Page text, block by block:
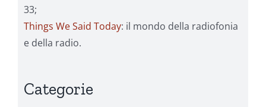
33;
Things We Said Today: il mondo della radiofonia
e della radio.
Categorie